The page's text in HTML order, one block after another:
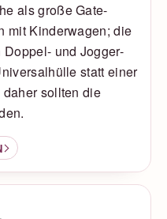
als große Gate-
mit Kinderwagen; die
und Jogger-
statt einer
sollten die